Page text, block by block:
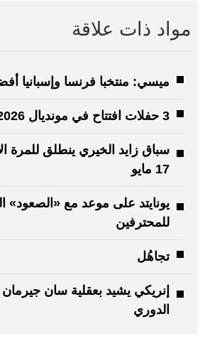
مواد ذات علاقة
ميسي: منتخبا فرنسا وإسبانيا
3 حفلات افتتاح في مونديال 2026
سباق زايد الخيري ينطلق للمرة
17 مايو
يونايتد على موعد مع «الصعود»
للمحترفين
تجاهُل
إنريكي يشيد بعقلية سان
الدوري